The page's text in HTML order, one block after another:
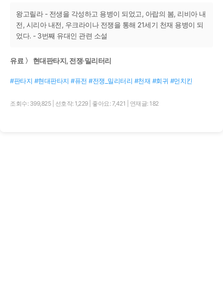
왕고릴라 - 전생을 각성하고 용병이 되었고, 아랍의 봄, 리비아 내
전, 시리아 내전, 우크라이나 전쟁을 통해 21세기 천재 용병이 되
었다. - 3번째 유대인 관련 소설
유료 〉 현대판타지, 전쟁·밀리터리
#판타지 #현대판타지 #퓨전 #전쟁_밀리터리 #천재 #회귀 #먼치킨
조회수: 399,825 선호작: 1,229 좋아요: 7,421 연재글: 182